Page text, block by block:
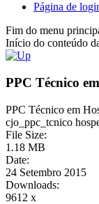
Página de
Fim do menu
Início do conteúdo
PPC Técnico
PPC Técnico em
cjo_ppc_tcnico
File Size:
1.18 MB
Date:
24 Setembro 2015
Downloads:
9612 x